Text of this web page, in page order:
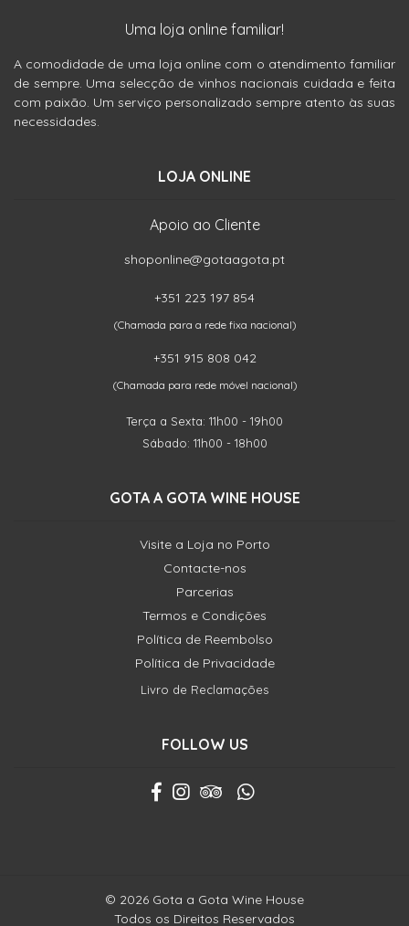
Uma loja online familiar!
A comodidade de uma loja online com o atendimento familiar
de sempre. Uma selecção de vinhos nacionais cuidada e feita
com paixão. Um serviço personalizado sempre atento às suas
necessidades.
LOJA ONLINE
Apoio ao Cliente
shoponline@gotaagota.pt
+351 223 197 854
(Chamada para a rede fixa nacional)
+351 915 808 042
(Chamada para rede móvel nacional)
Terça a Sexta: 11h00 - 19h00
Sábado: 11h00 - 18h00
GOTA A GOTA WINE HOUSE
Visite a Loja no Porto
Contacte-nos
Parcerias
Termos e Condições
Política de Reembolso
Política de Privacidade
Livro de Reclamações
FOLLOW US
© 2026 Gota a Gota Wine House
Todos os Direitos Reservados